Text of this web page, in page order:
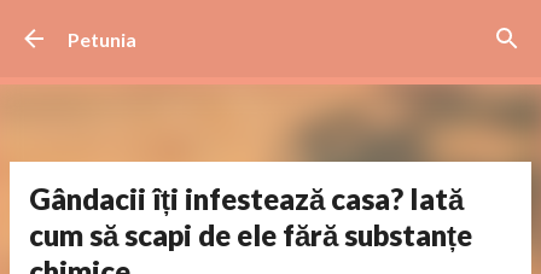
Petunia
Gândacii îți infestează casa? Iată
cum să scapi de ele fără substanțe